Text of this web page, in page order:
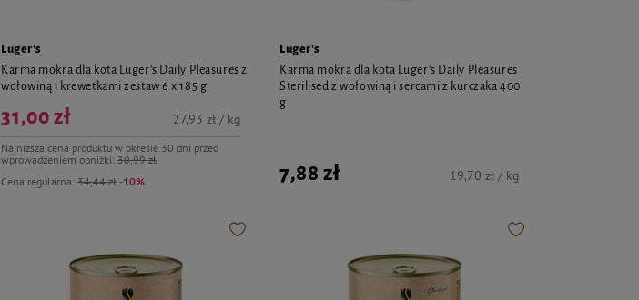
Luger's
Karma mokra dla kota Luger's Daily Pleasures z
wołowiną i krewetkami zestaw 6 x 185 g
Cena regularna: 34,44 zł -10%
31,00 zł
Najniższa cena produktu w okresie 30 dni przed
wprowadzeniem obniżki: 30,99 zł
27,93 zł / kg
Luger's
Karma mokra dla kota Luger's Daily Pleasures
Sterilised z wołowiną i sercami z kurczaka 400
g
7,88 zł 19,70 zł / kg